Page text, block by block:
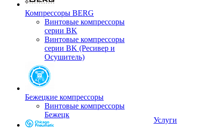
Компрессоры BERG
Винтовые компрессоры
серии BK
Винтовые компрессоры
серии BK (Ресивер и
Осушитель)
Бежецкие компрессоры
Винтовые компрессоры
Бежецк
Услуги